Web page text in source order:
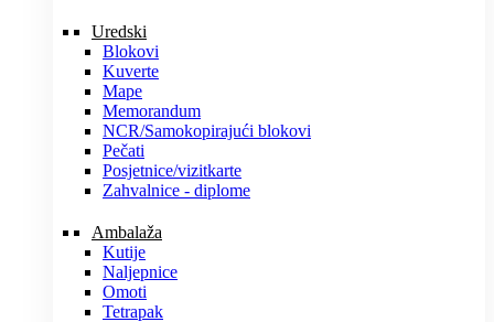
Uredski
Blokovi
Kuverte
Mape
Memorandum
NCR/Samokopirajući blokovi
Pečati
Posjetnice/vizitkarte
Zahvalnice - diplome
Ambalaža
Kutije
Naljepnice
Omoti
Tetrapak